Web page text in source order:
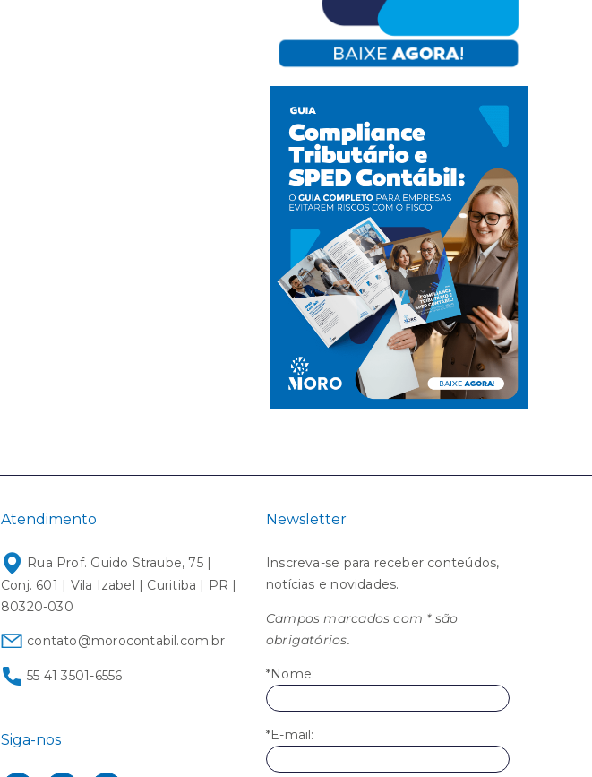
Atendimento
Rua Prof. Guido Straube, 75 |
Conj. 601 | Vila Izabel | Curitiba | PR |
80320-030
contato@morocontabil.com.br
55 41 3501-6556
Siga-nos
Newsletter
Inscreva-se para receber conteúdos,
notícias e novidades.
Campos marcados com * são
obrigatórios.
*Nome:
*E-mail: